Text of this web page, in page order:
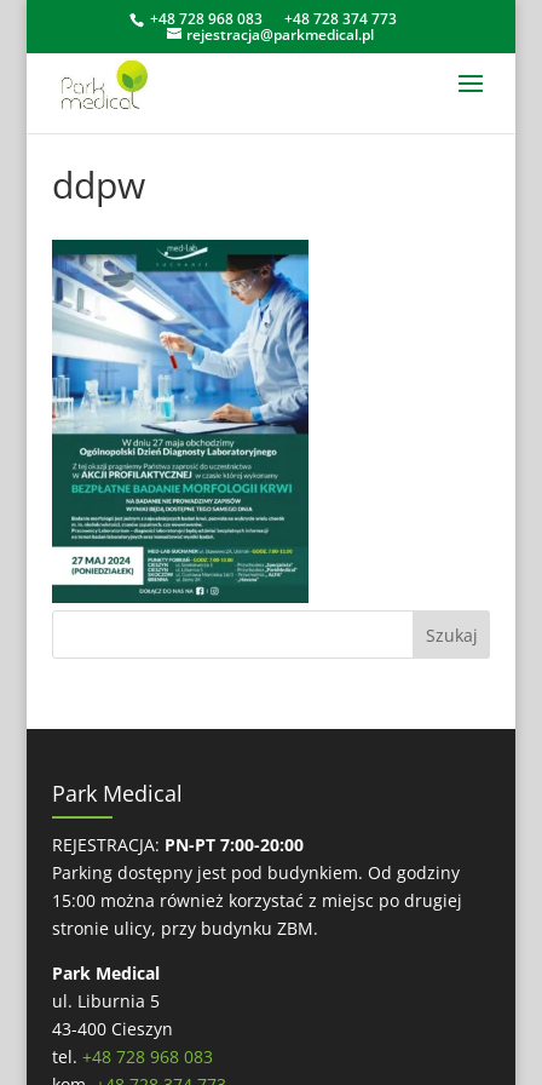
+48 728 968 083 +48 728 374 773
rejestracja@parkmedical.pl
ddpw
Park Medical
REJESTRACJA: PN-PT 7:00-20:00
Parking dostępny jest pod budynkiem. Od godziny
15:00 można również korzystać z miejsc po drugiej
stronie ulicy, przy budynku ZBM.
Park Medical
ul. Liburnia 5
43-400 Cieszyn
tel. +48 728 968 083